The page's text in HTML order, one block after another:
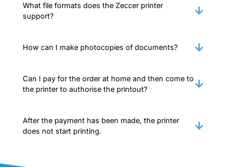
What file formats does the Zeccer printer
support?
How can I make photocopies of documents?
Can I pay for the order at home and then come to
the printer to authorise the printout?
After the payment has been made, the printer
does not start printing.